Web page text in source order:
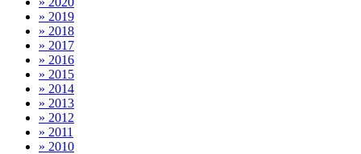
» 2019
» 2018
» 2017
» 2016
» 2015
» 2014
» 2013
» 2012
» 2011
» 2010